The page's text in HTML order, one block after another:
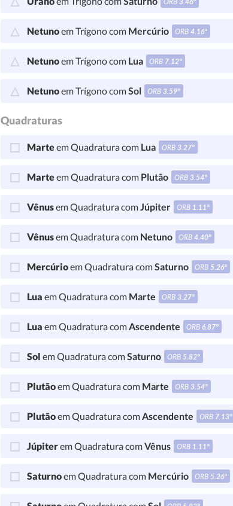
Netunoem Trígono com Mercúrio ORB4.16°
Netunoem Trígono com Lua ORB 7.12°
Netunoem Trígono comSol ORB3.59°
Quadraturas
Marteem Quadratura com Lua ORB3.27°
Marteem Quadratura com Plutão ORB3.54°
Vênusem Quadratura comJúpiter ORB 1.11°
Vênusem Quadratura com Netuno ORB4.40°
Mercúrioem Quadratura comSaturno ORB 5.26°
Lua em Quadratura com Marte ORB3.27°
Lua em Quadratura comAscendente ORB6.87°
Sol em Quadratura comSaturno ORB 5.82°
Plutãoem Quadratura com Marte ORB3.54°
Plutãoem Quadratura comAscendente ORB 7.13°
Júpiterem Quadratura comVênus ORB 1.11°
Saturnoem Quadratura com Mercúrio ORB 5.26°